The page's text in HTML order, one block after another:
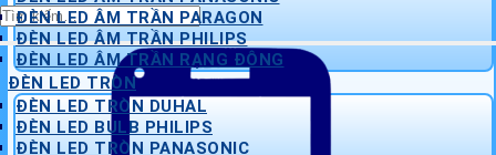
Tìm
kiếm:
ĐÈN LED ÂM TRẦN PARAGON
ĐÈN LED ÂM TRẦN PHILIPS
ĐÈN LED ÂM TRẦN RẠNG ĐÔNG
ĐÈN LED TRÒN
ĐÈN LED TRÒN DUHAL
ĐÈN LED BULB PHILIPS
ĐÈN LED TRÒN PANASONIC